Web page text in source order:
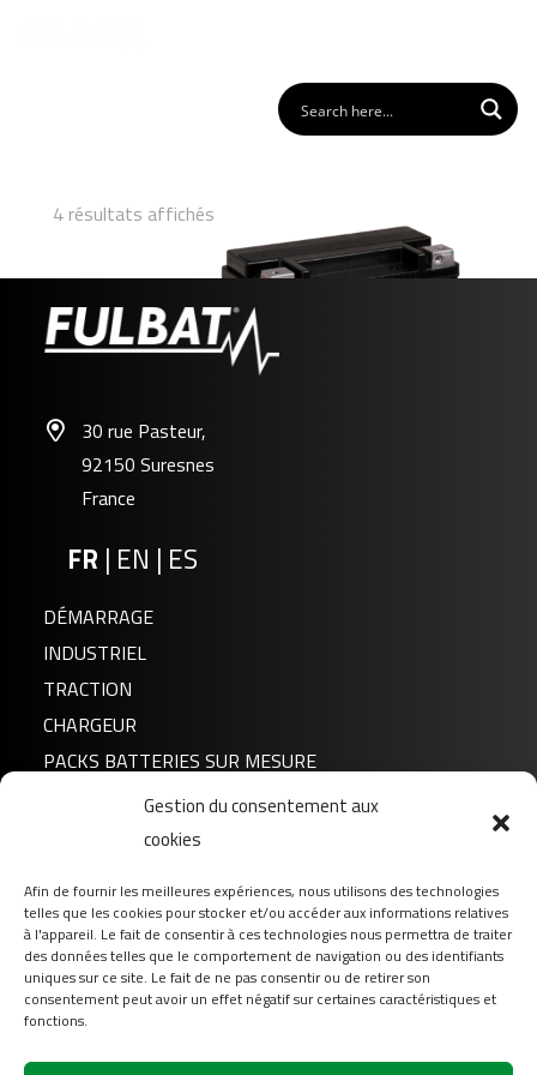
Gestion du consentement aux
cookies
Afin de fournir les meilleures expériences, nous utilisons des technologies
telles que les cookies pour stocker et/ou accéder aux informations relatives
à l'appareil. Le fait de consentir à ces technologies nous permettra de traiter
des données telles que le comportement de navigation ou des identifiants
uniques sur ce site. Le fait de ne pas consentir ou de retirer son
consentement peut avoir un effet négatif sur certaines caractéristiques et
fonctions.
4 résultats affichés
FLTX20HL
30 rue Pasteur,
92150 Suresnes
France
FR | EN | ES
DÉMARRAGE
INDUSTRIEL
TRACTION
CHARGEUR
PACKS BATTERIES SUR MESURE
FAQ
Téléchargement
Login
Contact